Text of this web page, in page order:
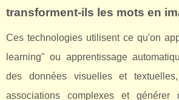
transforment-ils les mots en
Ces technologies utilisent ce qu'on
learning" ou apprentissage
des données visuelles et
associations complexes et générer